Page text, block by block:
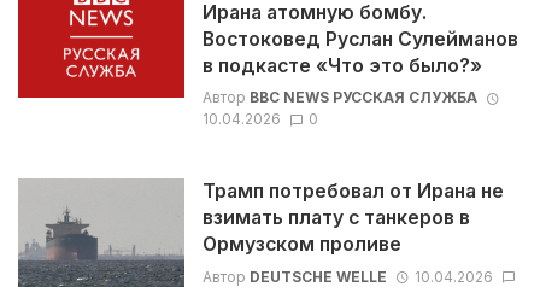
Ирана атомную бомбу.
Востоковед Руслан Сулейманов
в подкасте «Что это было?»
Автор BBC NEWS РУССКАЯ СЛУЖБА
10.04.2026
0
Трамп потребовал от Ирана не
взимать плату с танкеров в
Ормузском проливе
Автор DEUTSCHE WELLE
10.04.2026